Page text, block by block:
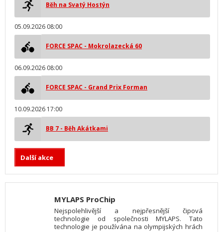
Běh na Svatý Hostýn
05.09.2026 08:00
FORCE SPAC - Mokrolazecká 60
06.09.2026 08:00
FORCE SPAC - Grand Prix Forman
10.09.2026 17:00
BB 7 - Běh Akátkami
Další akce
MYLAPS ProChip
Nejspolehlivější a nejpřesnější čipová
technologie od společnosti MYLAPS. Tato
technologie je používána na olympijských hrách